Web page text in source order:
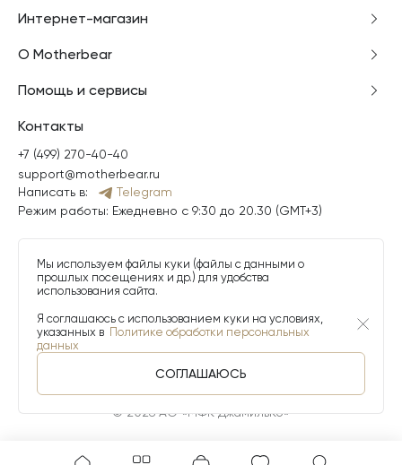
Интернет-магазин
О Motherbear
Помощь и сервисы
Контакты
+7 (499) 270-40-40
support@motherbear.ru
Написать в:
Telegram
Режим работы: Ежедневно с 9:30 до 20.30 (GMT+3)
© 2026 АО «МФК ДжамильКо»
Мы используем файлы куки (файлы с данными о
прошлых посещениях и др.) для удобства
использования сайта.
Я соглашаюсь с использованием куки на условиях,
указанных в Политике обработки персональных
данных
СОГЛАШАЮСЬ